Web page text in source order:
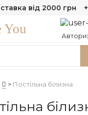
від 2000 грн
You
Постільна білизна